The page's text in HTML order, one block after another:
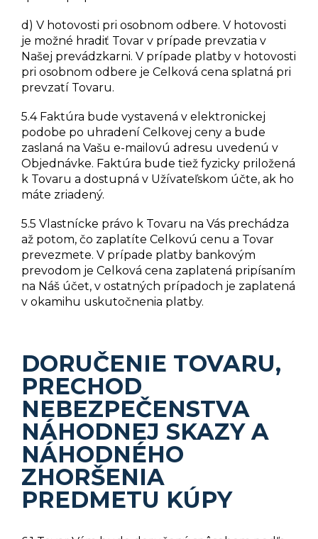
d) V hotovosti pri osobnom odbere. V hotovosti
je možné hradiť Tovar v prípade prevzatia v
Našej prevádzkarni. V prípade platby v hotovosti
pri osobnom odbere je Celková cena splatná pri
prevzatí Tovaru.
5.4 Faktúra bude vystavená v elektronickej
podobe po uhradení Celkovej ceny a bude
zaslaná na Vašu e-mailovú adresu uvedenú v
Objednávke. Faktúra bude tiež fyzicky priložená
k Tovaru a dostupná v Užívateľskom účte, ak ho
máte zriadený.
5.5 Vlastnícke právo k Tovaru na Vás prechádza
až potom, čo zaplatíte Celkovú cenu a Tovar
prevezmete. V prípade platby bankovým
prevodom je Celková cena zaplatená pripísaním
na Náš účet, v ostatných prípadoch je zaplatená
v okamihu uskutočnenia platby.
DORUČENIE TOVARU,
PRECHOD
NEBEZPEČENSTVA
NÁHODNEJ SKAZY A
NÁHODNÉHO
ZHORŠENIA
PREDMETU KÚPY